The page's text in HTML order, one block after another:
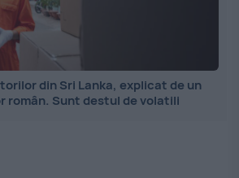
din Sri Lanka, explicat de un
român. Sunt destul de volatili